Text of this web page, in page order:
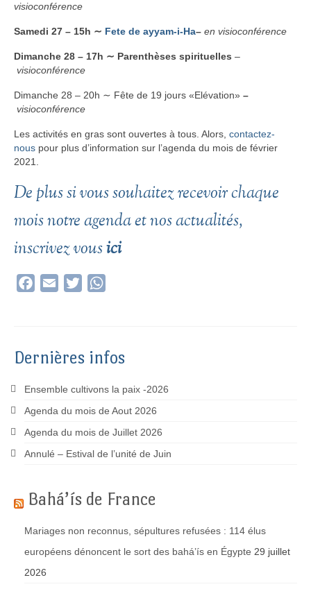
visioconférence
Samedi 27 – 15h ∼ Fete de ayyam-i-Ha– en visioconférence
Dimanche 28 – 17h ∼ Parenthèses spirituelles –
visioconférence
Dimanche 28 – 20h ∼ Fête de 19 jours «Elévation» –
visioconférence
Les activités en gras sont ouvertes à tous. Alors, contactez-
nous pour plus d’information sur l’agenda du mois de février
2021.
De plus si vous souhaitez recevoir chaque
mois notre agenda et nos actualités,
inscrivez vousici
Facebook
Email Twitter
Dernières infos
Ensemble cultivons la paix -2026
Agenda du mois de Aout 2026
Agenda du mois de Juillet 2026
Annulé – Estival de l’unité de Juin
Bahá’ís de France
Mariages non reconnus, sépultures refusées : 114 élus
européens dénoncent le sort des bahá’ís en Égypte 29 juillet
2026